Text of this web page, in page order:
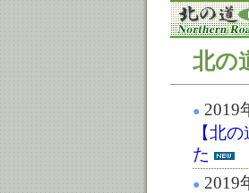
北の
● 2019
【北
た
● 2019